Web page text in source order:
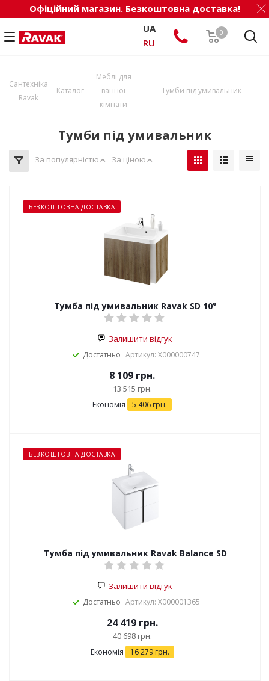
Офіційний магазин. Безкоштовна доставка!
0
UA
RU
Сантехніка
Ravak
- Каталог -
Меблі для
ванної
кімнати
- Тумби під умивальник
Тумби під умивальник
За популярністю За ціною
БЕЗКОШТОВНА ДОСТАВКА
Тумба під умивальник Ravak SD 10°
Залишити відгук
Достатньо Артикул: X000000747
8 109 грн.
13 515грн.
Економія 5 406 грн.
БЕЗКОШТОВНА ДОСТАВКА
Тумба під умивальник Ravak Balance SD
Залишити відгук
Достатньо Артикул: X000001365
24 419грн.
40 698грн.
Економія 16 279грн.